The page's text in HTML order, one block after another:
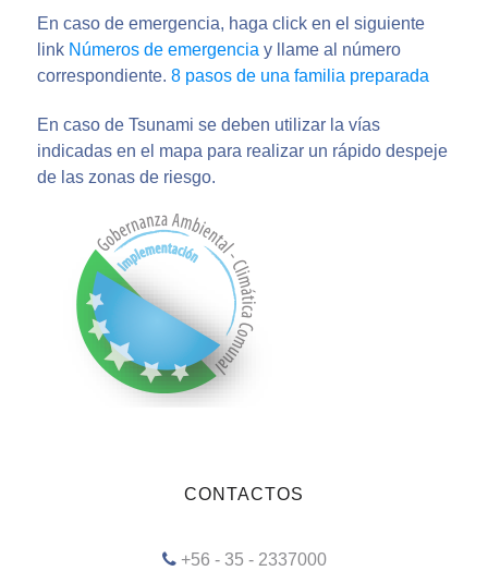
En caso de emergencia, haga click en el siguiente
link Números de emergencia y llame al número
correspondiente. 8 pasos de una familia preparada
En caso de Tsunami se deben utilizar la vías
indicadas en el mapa para realizar un rápido despeje
de las zonas de riesgo.
CONTACTOS
+56 - 35 - 2337000